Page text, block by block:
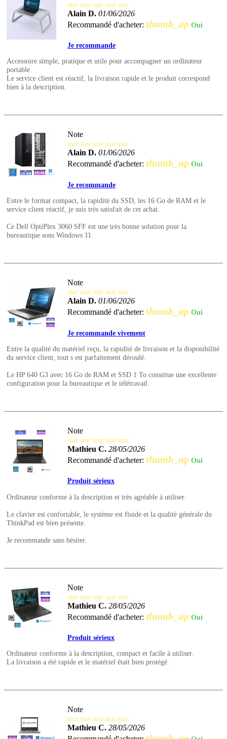
star star star star star
Alain D. 01/06/2026
Recommandé d'acheter: thumb_up Oui
Je recommande
Accessoire simple, pratique et utile pour accompagner un ordinateur
portable.
Le service client est réactif, la livraison rapide et le produit correspond
bien à la description.
Note
star star star star star
Alain D. 01/06/2026
Recommandé d'acheter: thumb_up Oui
Je recommande
Entre le format compact, la rapidité du SSD, les 16 Go de RAM et le
service client réactif, je suis très satisfait de cet achat.
Ce Dell OptiPlex 3060 SFF est une très bonne solution pour la
bureautique sous Windows 11.
Note
star star star star star
Alain D. 01/06/2026
Recommandé d'acheter: thumb_up Oui
Je recommande vivement
Entre la qualité du matériel reçu, la rapidité de livraison et la disponibilité
du service client, tout s est parfaitement déroulé.
Le HP 640 G3 avec 16 Go de RAM et SSD 1 To constitue une excellente
configuration pour la bureautique et le télétravail.
Note
star star star star star
Mathieu C. 28/05/2026
Recommandé d'acheter: thumb_up Oui
Produit sérieux
Ordinateur conforme à la description et très agréable à utiliser.
Le clavier est confortable, le système est fluide et la qualité générale du
ThinkPad est bien présente.
Je recommande sans hésiter.
Note
star star star star star
Mathieu C. 28/05/2026
Recommandé d'acheter: thumb_up Oui
Produit sérieux
Ordinateur conforme à la description, compact et facile à utiliser.
La livraison a été rapide et le matériel était bien protégé.
Note
star star star star star
Mathieu C. 28/05/2026